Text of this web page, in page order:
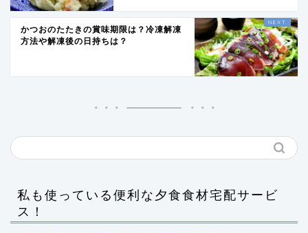
かつおのたたきの賞味期限は？冷凍解凍
方法や解凍後の日持ちは？
私も使っている便利な夕食食材宅配サービ
ス！